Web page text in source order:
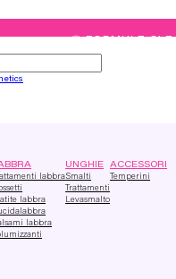
🌸 FORMULE CLEAN
labbra
labbra
labbra
UNGHIE
Smalti
Trattamenti
Levasmalto
ACCESSORI
Temperini